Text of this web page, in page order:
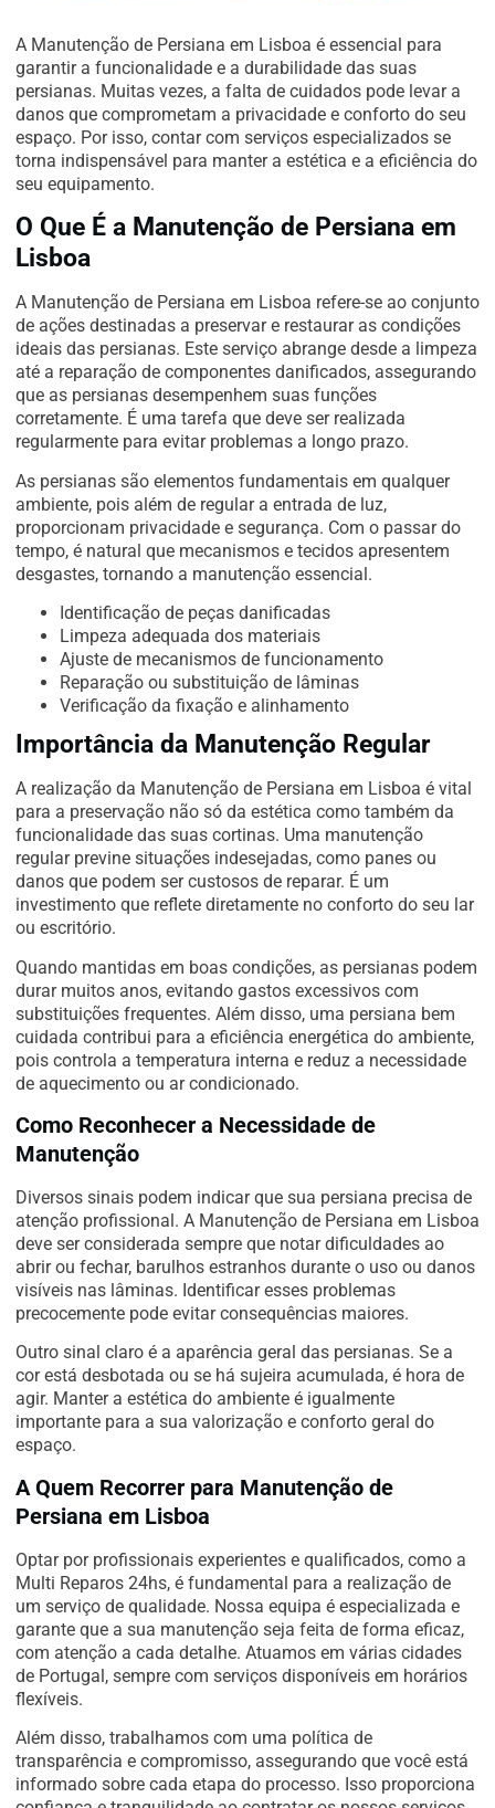
A Manutenção de Persiana em Lisboa é essencial para
garantir a funcionalidade e a durabilidade das suas
persianas. Muitas vezes, a falta de cuidados pode levar a
danos que comprometam a privacidade e conforto do seu
espaço. Por isso, contar com serviços especializados se
torna indispensável para manter a estética e a eficiência do
seu equipamento.
O Que É a Manutenção de Persiana em
Lisboa
A Manutenção de Persiana em Lisboa refere-se ao conjunto
de ações destinadas a preservar e restaurar as condições
ideais das persianas. Este serviço abrange desde a limpeza
até a reparação de componentes danificados, assegurando
que as persianas desempenhem suas funções
corretamente. É uma tarefa que deve ser realizada
regularmente para evitar problemas a longo prazo.
As persianas são elementos fundamentais em qualquer
ambiente, pois além de regular a entrada de luz,
proporcionam privacidade e segurança. Com o passar do
tempo, é natural que mecanismos e tecidos apresentem
desgastes, tornando a manutenção essencial.
Identificação de peças danificadas
Limpeza adequada dos materiais
Ajuste de mecanismos de funcionamento
Reparação ou substituição de lâminas
Verificação da fixação e alinhamento
Importância da Manutenção Regular
A realização da Manutenção de Persiana em Lisboa é vital
para a preservação não só da estética como também da
funcionalidade das suas cortinas. Uma manutenção
regular previne situações indesejadas, como panes ou
danos que podem ser custosos de reparar. É um
investimento que reflete diretamente no conforto do seu lar
ou escritório.
Quando mantidas em boas condições, as persianas podem
durar muitos anos, evitando gastos excessivos com
substituições frequentes. Além disso, uma persiana bem
cuidada contribui para a eficiência energética do ambiente,
pois controla a temperatura interna e reduz a necessidade
de aquecimento ou ar condicionado.
Como Reconhecer a Necessidade de
Manutenção
Diversos sinais podem indicar que sua persiana precisa de
atenção profissional. A Manutenção de Persiana em Lisboa
deve ser considerada sempre que notar dificuldades ao
abrir ou fechar, barulhos estranhos durante o uso ou danos
visíveis nas lâminas. Identificar esses problemas
precocemente pode evitar consequências maiores.
Outro sinal claro é a aparência geral das persianas. Se a
cor está desbotada ou se há sujeira acumulada, é hora de
agir. Manter a estética do ambiente é igualmente
importante para a sua valorização e conforto geral do
espaço.
A Quem Recorrer para Manutenção de
Persiana em Lisboa
Optar por profissionais experientes e qualificados, como a
Multi Reparos 24hs, é fundamental para a realização de
um serviço de qualidade. Nossa equipa é especializada e
garante que a sua manutenção seja feita de forma eficaz,
com atenção a cada detalhe. Atuamos em várias cidades
de Portugal, sempre com serviços disponíveis em horários
flexíveis.
Além disso, trabalhamos com uma política de
transparência e compromisso, assegurando que você está
informado sobre cada etapa do processo. Isso proporciona